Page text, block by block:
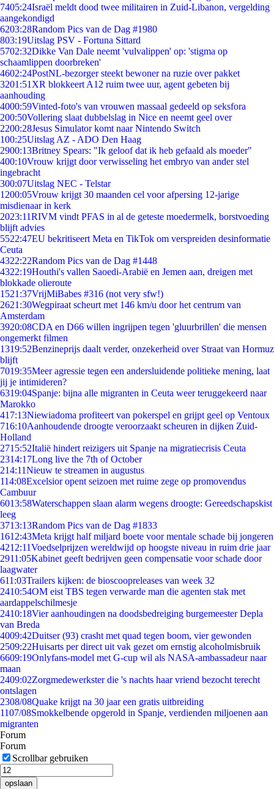
7405:24Israël meldt dood twee militairen in Zuid-Libanon, vergelding
aangekondigd
6203:28Random Pics van de Dag #1980
803:19Uitslag PSV - Fortuna Sittard
5702:32Dikke Van Dale neemt 'vulvalippen' op: 'stigma op
schaamlippen doorbreken'
4602:24PostNL-bezorger steekt bewoner na ruzie over pakket
3201:51 XR blokkeert A12 ruim twee uur, agent gebeten bij
aanhouding
4000:59Vinted-foto's van vrouwen massaal gedeeld op seksfora
200:50Vollering slaat dubbelslag in Nice en neemt geel over
2200:28Jesus Simulator komt naar Nintendo Switch
100:25Uitslag AZ - ADO Den Haag
2900:13Britney Spears: "Ik geloof dat ik heb gefaald als moeder"
400:10Vrouw krijgt door verwisseling het embryo van ander stel
ingebracht
300:07Uitslag NEC - Telstar
1200:05Vrouw krijgt 30 maanden cel voor afpersing 12-jarige
misdienaar in kerk
2023:11RIVM vindt PFAS in al de geteste moedermelk, borstvoeding
blijft advies
5522:47EU bekritiseert Meta en TikTok om verspreiden desinformatie
Ceuta
4322:22Random Pics van de Dag #1448
4322:19Houthi's vallen Saoedi-Arabië en Jemen aan, dreigen met
blokkade olieroute
1521:37VrijMiBabes #316 (not very sfw!)
2621:30Wegpiraat scheurt met 146 km/u door het centrum van
Amsterdam
3920:08CDA en D66 willen ingrijpen tegen 'gluurbrillen' die mensen
ongemerkt filmen
1319:52Benzineprijs daalt verder, onzekerheid over Straat van Hormuz
blijft
7019:35Meer agressie tegen een andersluidende politieke mening, laat
jij je intimideren?
6319:04Spanje: bijna alle migranten in Ceuta weer teruggekeerd naar
Marokko
417:13Niewiadoma profiteert van pokerspel en grijpt geel op Ventoux
716:10Aanhoudende droogte veroorzaakt scheuren in dijken Zuid-
Holland
2715:52Italië hindert reizigers uit Spanje na migratiecrisis Ceuta
2314:17Long live the 7th of October
214:11Nieuw te streamen in augustus
114:08Excelsior opent seizoen met ruime zege op promovendus
Cambuur
6013:58Waterschappen slaan alarm wegens droogte: Gereedschapskist
leeg
3713:13Random Pics van de Dag #1833
1612:43Meta krijgt half miljard boete voor mentale schade bij jongeren
4212:11Voedselprijzen wereldwijd op hoogste niveau in ruim drie jaar
2911:05Kabinet geeft bedrijven geen compensatie voor schade door
laagwater
611:03Trailers kijken: de bioscoopreleases van week 32
2410:54OM eist TBS tegen verwarde man die agenten stak met
aardappelschilmesje
2410:18Vier aanhoudingen na doodsbedreiging burgemeester Depla
van Breda
4009:42Duitser (93) crasht met quad tegen boom, vier gewonden
2509:22Huisarts per direct uit vak gezet om ernstig alcoholmisbruik
6609:19Onlyfans-model met G-cup wil als NASA-ambassadeur naar
maan
2409:02Zorgmedewerkster die 's nachts haar vriend bezocht terecht
ontslagen
2308/08Quake krijgt na 30 jaar een gratis uitbreiding
1107/08Smokkelbende opgerold in Spanje, verdienden miljoenen aan
migranten
Forum
Forum
Scrollbar gebruiken
opslaan